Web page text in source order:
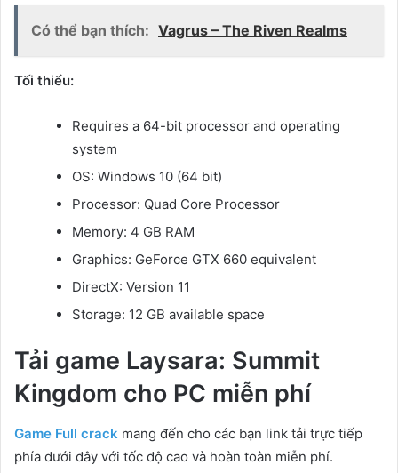
Có thể bạn thích: Vagrus – The Riven Realms
Tối thiểu:
Requires a 64-bit processor and operating
system
OS: Windows 10 (64 bit)
Processor: Quad Core Processor
Memory: 4 GB RAM
Graphics: GeForce GTX 660 equivalent
DirectX: Version 11
Storage: 12 GB available space
Tải game Laysara: Summit
Kingdom cho PC miễn phí
Game Full crack mang đến cho các bạn link tải trực tiếp
phía dưới đây với tốc độ cao và hoàn toàn miễn phí.